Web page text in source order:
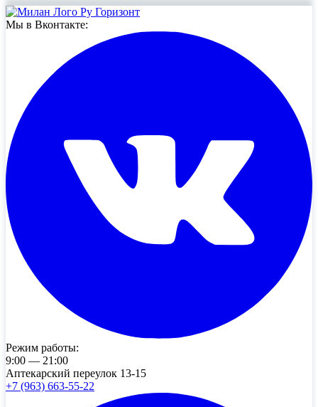
Мы в Вконтакте:
Режим работы:
9:00 — 21:00
Аптекарский переулок 13-15
+7 (963) 663-55-22